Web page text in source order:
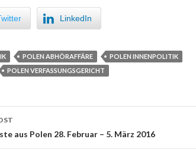
LinkedIn
POLEN ABHÖRAFFÄRE
POLEN INNENPOLITIK
POLEN VERFASSUNGSGERICHT
aus Polen 28. Februar – 5. März 2016